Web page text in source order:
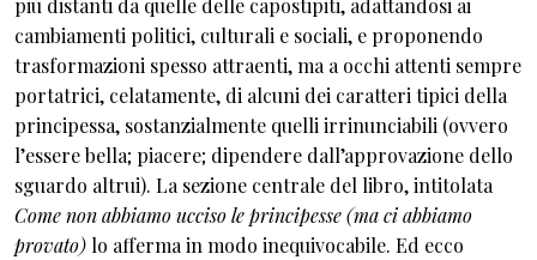
cambiamenti politici, culturali e sociali, e proponendo
trasformazioni spesso attraenti, ma a occhi attenti sempre
portatrici, celatamente, di alcuni dei caratteri tipici della
principessa, sostanzialmente quelli irrinunciabili (ovvero
l’essere bella; piacere; dipendere dall’approvazione dello
sguardo altrui). La sezione centrale del libro, intitolata
Come non abbiamo ucciso le principesse (ma ci abbiamo
provato) lo afferma in modo inequivocabile. Ed ecco